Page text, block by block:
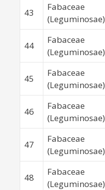
43
Fabaceae
(Leguminosae)
44
Fabaceae
(Leguminosae)
45
Fabaceae
(Leguminosae)
46
Fabaceae
(Leguminosae)
47
Fabaceae
(Leguminosae)
48
Fabaceae
(Leguminosae)